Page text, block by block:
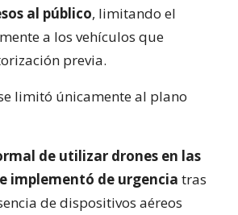
al público, limitando el
a los vehículos que
previa.
limitó únicamente al plano
de utilizar drones en las
implementó de urgencia tras
de dispositivos aéreos